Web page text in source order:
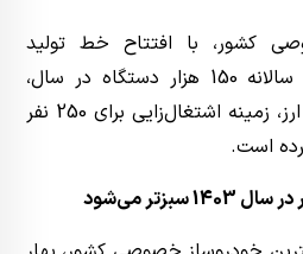
کشور، با افتتاح خط تولید
گیربکس CVT، با ظرفیت سالانه 150 هزار دستگاه در سال،
علاوه بر جلوگیری از خروج ارز، زمینه اشتغال‌زایی برای 250 نفر
است.
می‌شود